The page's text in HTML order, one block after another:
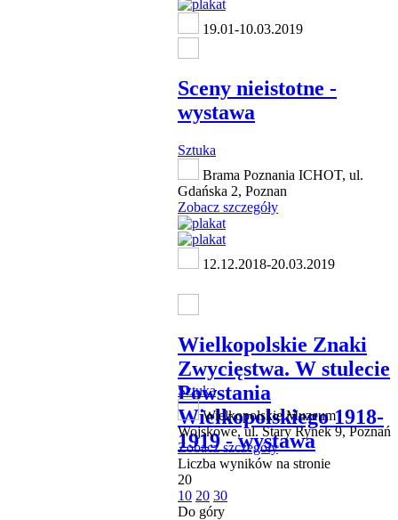
19.01-10.03.2019
Sceny nieistotne -
wystawa
Sztuka
Brama Poznania ICHOT, ul.
Gdańska 2, Poznan
Zobacz szczegóły
12.12.2018-20.03.2019
Wielkopolskie Znaki
Zwycięstwa. W stulecie
Powstania
Wielkopolskiego 1918-
1919 - wystawa
Sztuka
Wielkopolskie Muzeum
Wojskowe, ul. Stary Rynek 9, Poznań
Zobacz szczegóły
Liczba wyników na stronie
20
10 20 30
Do góry